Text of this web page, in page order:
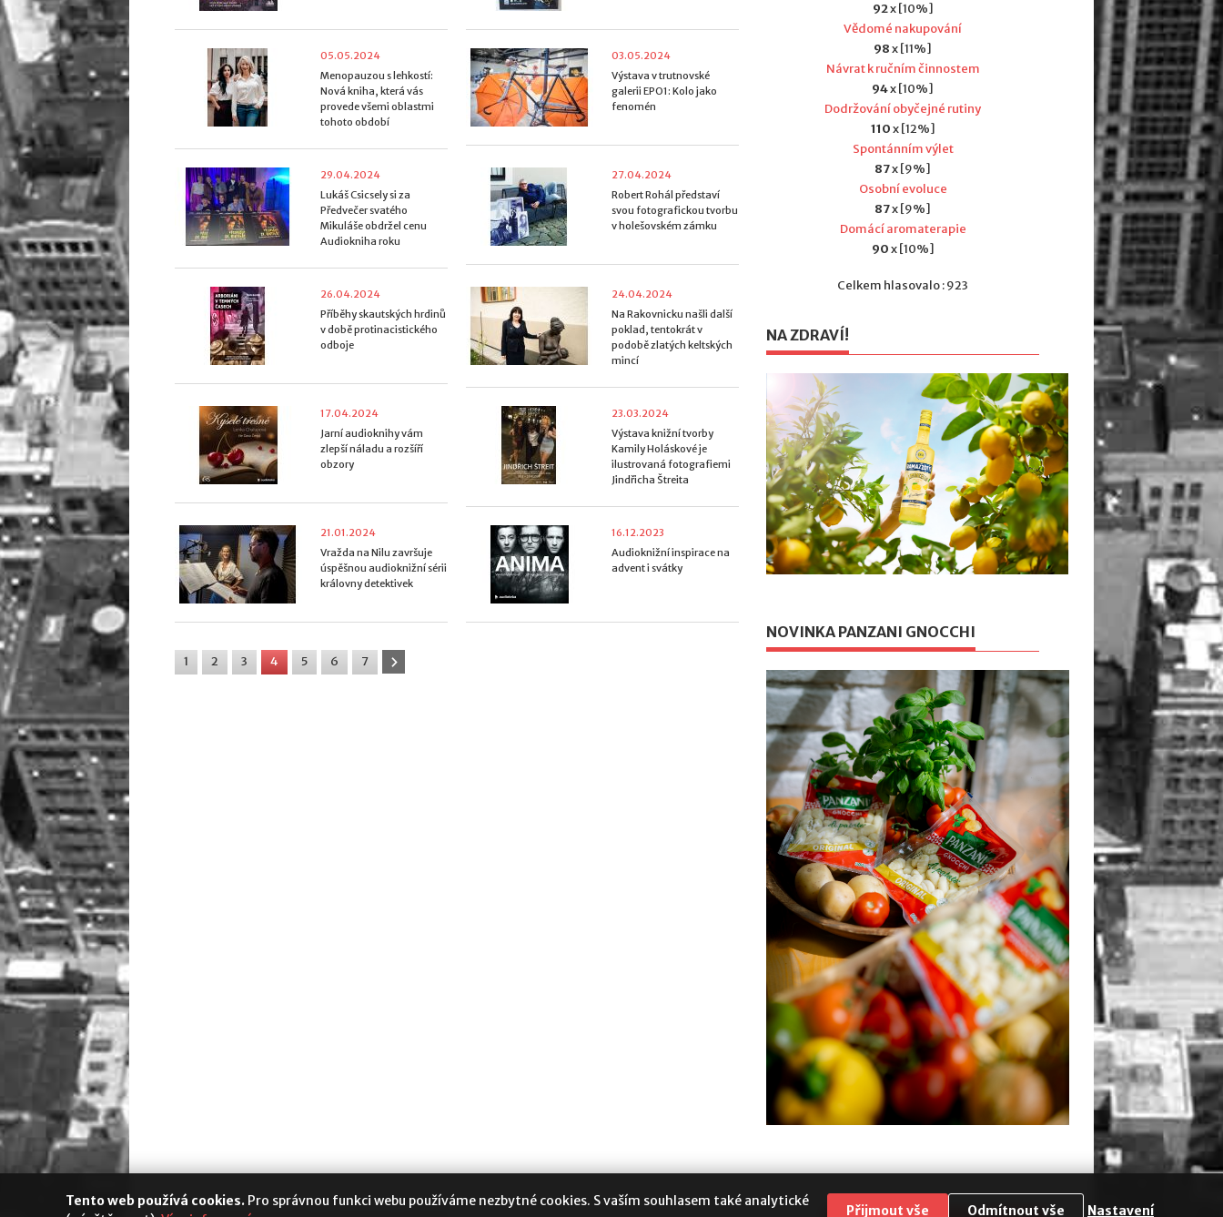
05.05.2024
Menopauzou s lehkostí:
Nová kniha, která vás
provede všemi oblastmi
tohoto období
03.05.2024
Výstava v trutnovské
galerii EPO1: Kolo jako
fenomén
29.04.2024
Lukáš Csicsely si za
Předvečer svatého
Mikuláše obdržel cenu
Audiokniha roku
27.04.2024
Robert Rohál představí
svou fotografickou tvorbu
v holešovském zámku
26.04.2024
Příběhy skautských hrdinů
v době protinacistického
odboje
24.04.2024
Na Rakovnicku našli další
poklad, tentokrát v
podobě zlatých keltských
mincí
17.04.2024
Jarní audioknihy vám
zlepší náladu a rozšíří
obzory
23.03.2024
Výstava knižní tvorby
Kamily Holáskové je
ilustrovaná fotografiemi
Jindřicha Štreita
21.01.2024
Vražda na Nilu završuje
úspěšnou audioknižní sérii
královny detektivek
16.12.2023
Audioknižní inspirace na
advent i svátky
1 2 3 4 5 6 7
92x [10%]
Vědomé nakupování
98x [11%]
Návrat k ručním činnostem
94x [10%]
Dodržování obyčejné rutiny
110x [12%]
Spontánním výlet
87x [9%]
Osobní evoluce
87x [9%]
Domácí aromaterapie
90x [10%]
Celkem hlasovalo : 923
NA ZDRAVÍ!
NOVINKA PANZANI GNOCCHI
Tento web používá cookies. Pro správnou funkci webu používáme nezbytné cookies. S vaším souhlasem také analytické
Přijmout vše Odmítnout vše Nastavení